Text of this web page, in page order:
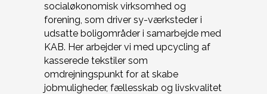
socialøkonomisk virksomhed og
forening, som driver sy-værksteder i
udsatte boligområder i samarbejde med
KAB. Her arbejder vi med upcycling af
kasserede tekstiler som
omdrejningspunkt for at skabe
jobmuligheder, fællesskab og livskvalitet